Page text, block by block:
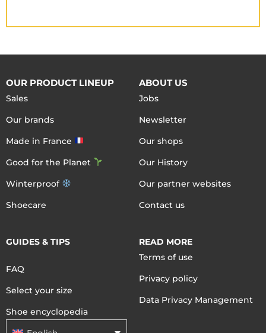
OUR PRODUCT LINEUP
Sales
Our brands
Made in France
Good for the Planet
Winterproof
Shoecare
ABOUT US
Jobs
Newsletter
Our shops
Our History
Our partner websites
Contact us
GUIDES & TIPS
FAQ
Select your size
Shoe encyclopedia
READ MORE
Terms of use
Privacy policy
Data Privacy Management